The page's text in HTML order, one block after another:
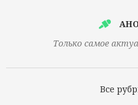
Только самое
Все